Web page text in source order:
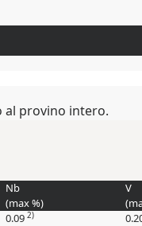
al provino intero.
Nb
(max%)
V
0.09 2)